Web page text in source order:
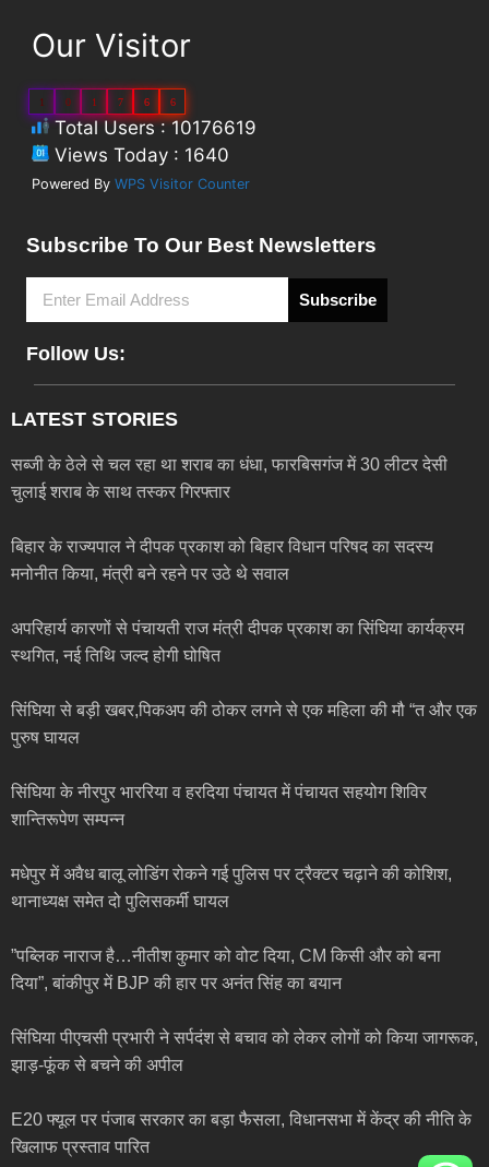
Our Visitor
1 0 1 7 6 6
Total Users : 10176619
Views Today : 1640
Powered By WPS Visitor Counter
Subscribe To Our Best Newsletters
Subscribe
Follow Us:
LATEST STORIES
सब्जी के ठेले से चल रहा था शराब का धंधा, फारबिसगंज में 30 लीटर देसी
चुलाई शराब के साथ तस्कर गिरफ्तार
बिहार के राज्यपाल ने दीपक प्रकाश को बिहार विधान परिषद का सदस्य
मनोनीत किया, मंत्री बने रहने पर उठे थे सवाल
अपरिहार्य कारणों से पंचायती राज मंत्री दीपक प्रकाश का सिंघिया कार्यक्रम
स्थगित, नई तिथि जल्द होगी घोषित
सिंघिया से बड़ी खबर,पिकअप की ठोकर लगने से एक महिला की मौ “त और एक
पुरुष घायल
सिंघिया के नीरपुर भाररिया व हरदिया पंचायत में पंचायत सहयोग शिविर
शान्तिरूपेण सम्पन्न
मधेपुर में अवैध बालू लोडिंग रोकने गई पुलिस पर ट्रैक्टर चढ़ाने की कोशिश,
थानाध्यक्ष समेत दो पुलिसकर्मी घायल
”पब्लिक नाराज है…नीतीश कुमार को वोट दिया, CM किसी और को बना
दिया”, बांकीपुर में BJP की हार पर अनंत सिंह का बयान
सिंघिया पीएचसी प्रभारी ने सर्पदंश से बचाव को लेकर लोगों को किया जागरूक,
झाड़-फूंक से बचने की अपील
E20 फ्यूल पर पंजाब सरकार का बड़ा फैसला, विधानसभा में केंद्र की नीति के
खिलाफ प्रस्ताव पारित